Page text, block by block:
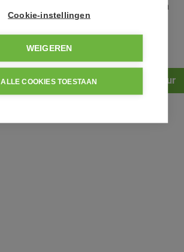
van deze website gelezen en ga
Verstuur
Cookie-instellingen
WEIGEREN
ALLE COOKIES TOESTAAN